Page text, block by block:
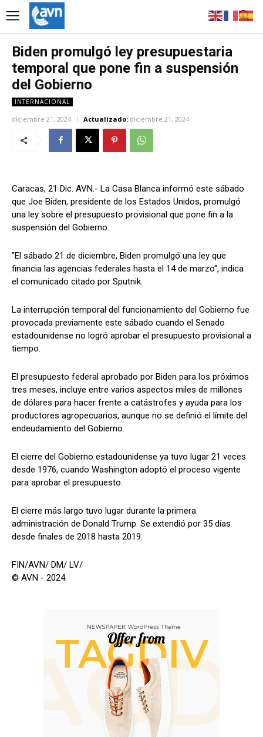
Biden promulgó ley presupuestaria
temporal que pone fin a suspensión
del Gobierno
INTERNACIONAL
diciembre 21, 2024 Actualizado: diciembre 21, 2024
Caracas, 21 Dic. AVN.- La Casa Blanca informó este sábado
que Joe Biden, presidente de los Estados Unidos, promulgó
una ley sobre el presupuesto provisional que pone fin a la
suspensión del Gobierno.
"El sábado 21 de diciembre, Biden promulgó una ley que
financia las agencias federales hasta el 14 de marzo", indica
el comunicado citado por Sputnik.
La interrupción temporal del funcionamiento del Gobierno fue
provocada previamente este sábado cuando el Senado
estadounidense no logró aprobar el presupuesto provisional a
tiempo.
El presupuesto federal aprobado por Biden para los próximos
tres meses, incluye entre varios aspectos miles de millones
de dólares para hacer frente a catástrofes y ayuda para los
productores agropecuarios, aunque no se definió el límite del
endeudamiento del Gobierno.
El cierre del Gobierno estadounidense ya tuvo lugar 21 veces
desde 1976, cuando Washington adoptó el proceso vigente
para aprobar el presupuesto.
El cierre más largo tuvo lugar durante la primera
administración de Donald Trump. Se extendió por 35 días
desde finales de 2018 hasta 2019.
FIN/AVN/ DM/ LV/
© AVN - 2024